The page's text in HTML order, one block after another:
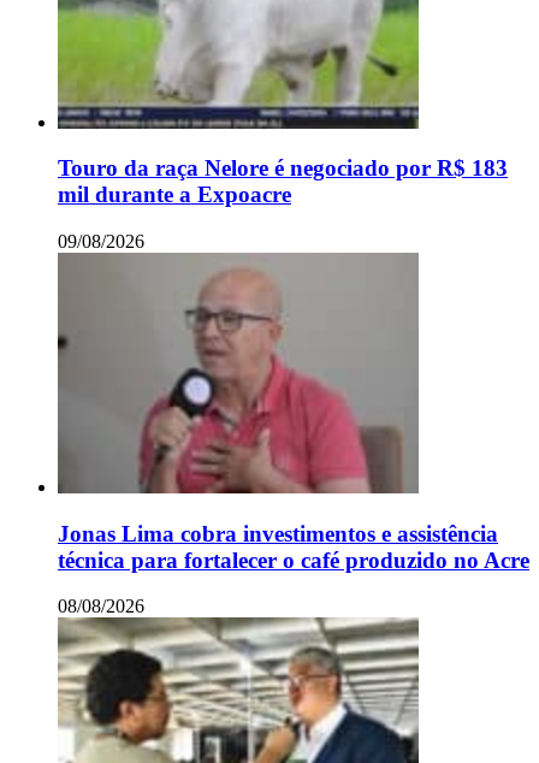
Touro da raça Nelore é negociado por R$ 183
mil durante a Expoacre
09/08/2026
Jonas Lima cobra investimentos e assistência
técnica para fortalecer o café produzido no Acre
08/08/2026